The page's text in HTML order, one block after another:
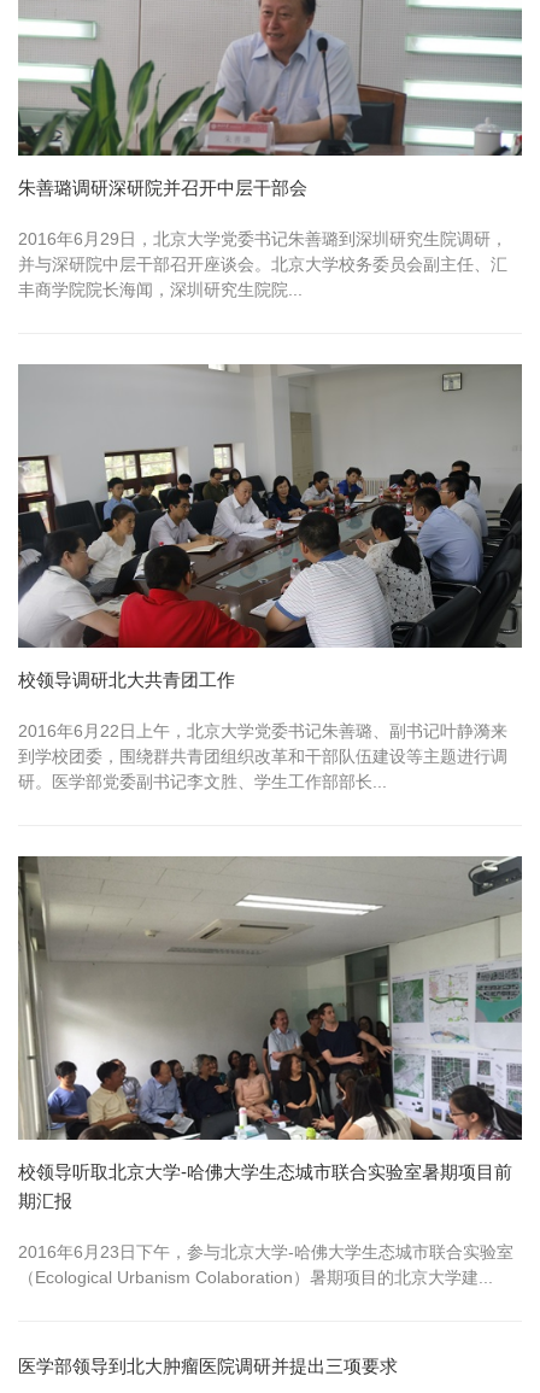
朱善璐调研深研院并召开中层干部会
2016年6月29日，北京大学党委书记朱善璐到深圳研究生院调研，
并与深研院中层干部召开座谈会。北京大学校务委员会副主任、汇
丰商学院院长海闻，深圳研究生院院...
校领导调研北大共青团工作
2016年6月22日上午，北京大学党委书记朱善璐、副书记叶静漪来
到学校团委，围绕群共青团组织改革和干部队伍建设等主题进行调
研。医学部党委副书记李文胜、学生工作部部长...
校领导听取北京大学-哈佛大学生态城市联合实验室暑期项目前
期汇报
2016年6月23日下午，参与北京大学-哈佛大学生态城市联合实验室
（Ecological Urbanism Colaboration）暑期项目的北京大学建...
医学部领导到北大肿瘤医院调研并提出三项要求